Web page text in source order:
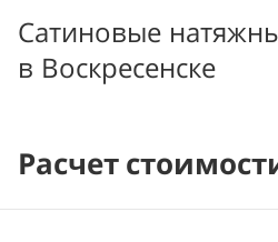
Сатиновые
в Воскресенске
Расчет